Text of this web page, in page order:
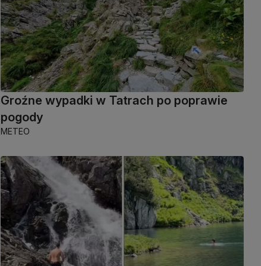
Groźne wypadki w Tatrach po poprawie
pogody
METEO